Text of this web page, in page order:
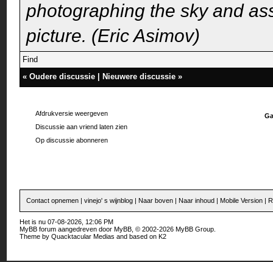
photographing the sky and
picture. (Eric Asimov)
Find
«Oudere discussie Nieuwere discussie »
Afdrukversie weergeven
Discussie aan vriend laten zien
Op discussie abonneren
Contact opnemen |vinejo' s wijnblog | Naar boven | Naar inhoud | Mobile Version |
Het is nu 07-08-2026, 12:06 PM
MyBB forum aangedreven doorMyBB , © 2002-2026MyBB Group
Theme byQuacktacular Medias and based onK2